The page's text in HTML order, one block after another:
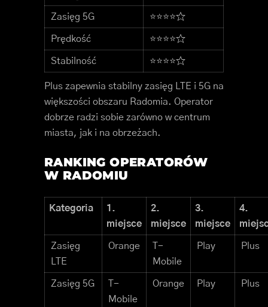
Zasięg 5G ⭐⭐⭐⭐☆
Prędkość ⭐⭐⭐⭐☆
Stabilność ⭐⭐⭐⭐☆
Plus zapewnia stabilny zasięg LTE i 5G na
większości obszaru Radomia. Operator
dobrze radzi sobie zarówno w centrum
miasta, jak i na obrzeżach.
RANKING OPERATORÓW
W RADOMIU
Kategoria
1.
miejsce
2.
miejsce
3.
miejsce
4.
Zasięg
LTE
Orange
T-
Mobile
Play Plus
Zasięg 5G
T-
Mobile
Orange Play Plus